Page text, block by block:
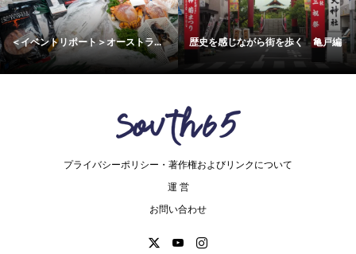
＜イベントリポート＞オーストラ... 歴史を感じながら街を歩く 亀戸編
プライバシーポリシー・著作権およびリンクについて
運 営
お問い合わせ